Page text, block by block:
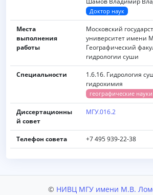
Доктор наук
Места
выполнения
работы
Московский
университет имени
Географический
гидрологии суши
Специальности
1.6.16. Гидрология
гидрохимия
географические науки
Диссертационны
й совет
МГУ.016.2
Телефон совета +7 495 939-22-38
© НИВЦ МГУ имени М.В.